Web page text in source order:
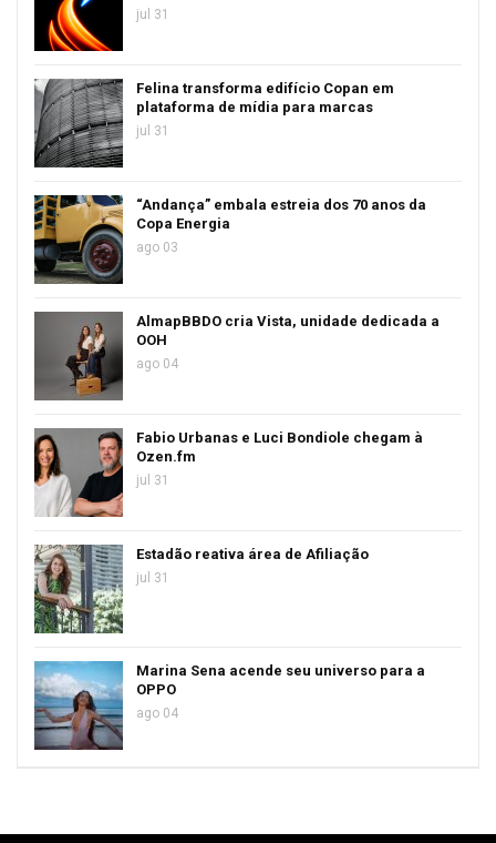
jul 31
Felina transforma edifício Copan em
plataforma de mídia para marcas
jul 31
“Andança” embala estreia dos 70 anos da
Copa Energia
ago 03
AlmapBBDO cria Vista, unidade dedicada a
OOH
ago 04
Fabio Urbanas e Luci Bondiole chegam à
Ozen.fm
jul 31
Estadão reativa área de Afiliação
jul 31
Marina Sena acende seu universo para a
OPPO
ago 04